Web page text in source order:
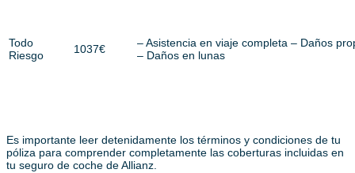
Todo
Riesgo
1037€
– Asistencia en viaje completa – Daños
– Daños en lunas
Es importante leer detenidamente los términos y condiciones de tu
póliza para comprender completamente las coberturas incluidas en
tu seguro de coche de Allianz.